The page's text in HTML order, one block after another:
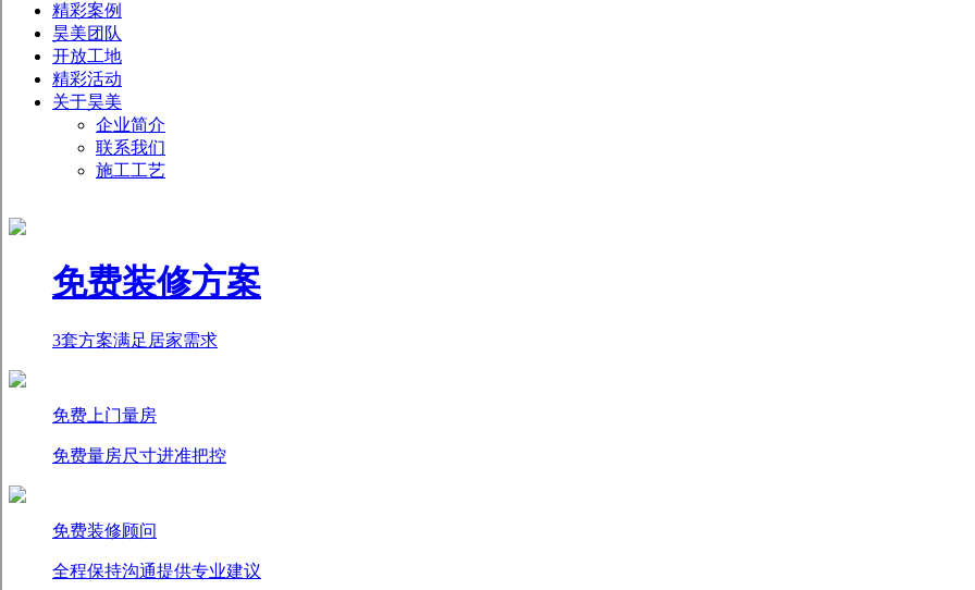
精彩案例
昊美团队
开放工地
精彩活动
关于昊美
企业简介
联系我们
施工工艺
免费装修方案
3套方案满足居家需求
免费上门量房
免费量房尺寸进准把控
免费装修顾问
全程保持沟通提供专业建议